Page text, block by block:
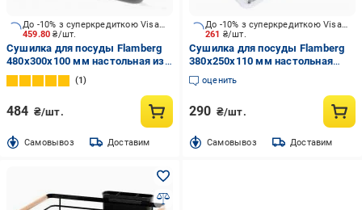
459.80₴/шт.
До -10% з суперкредиткою Visa Вигода
Сушилка для посуды Flamberg
480x300x100 мм настольная из
стали одноуровневая с
поддоном
1
484 ₴/шт.
Cамовывоз Доставим
261 ₴/шт.
До -10% з суперкредиткою Visa Вигода
Сушилка для посуды Flamberg
380x250x110 мм настольная
одноуровневая с поддоном
оценить
290 ₴/шт.
Cамовывоз Доставим